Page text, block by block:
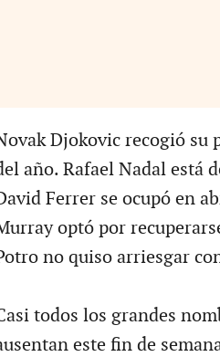
Djokovic recogió su
año. Rafael Nadal está
Ferrer se ocupó en
optó por
no quiso arriesgar
todos los grandes
este fin de